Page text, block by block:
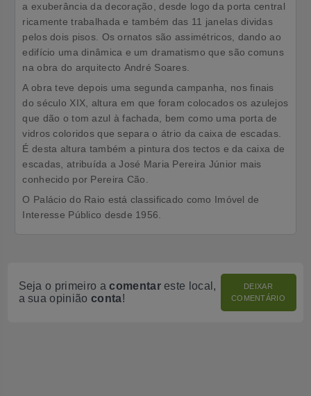
a exuberância da decoração, desde logo da porta central
ricamente trabalhada e também das 11 janelas dividas
pelos dois pisos. Os ornatos são assimétricos, dando ao
edifício uma dinâmica e um dramatismo que são comuns
na obra do arquitecto André Soares
A obra teve depois uma segunda campanha, nos finais
doséculo XIX , altura em que foram colocados os azulejos
que dão o tom azul à fachada, bem como uma porta de
vidros coloridos que separa o átrio da caixa de escadas.
É desta altura também a pintura dos tectos e da caixa de
escadas, atribuída a José Maria Pereira Júnior mais
conhecido por Pereira Cão
O Palácio do Raio está classificado como Imóvel de
Interesse Público desde 1956.
Seja o primeiro acomentareste local,
a sua opinião conta!
DEIXAR
COMENTÁRIO